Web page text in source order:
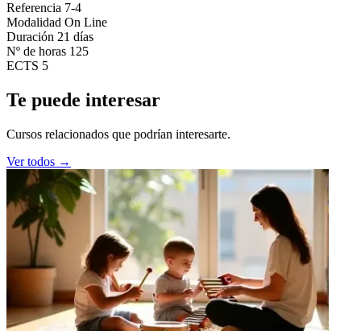
Referencia 7-4
Modalidad On Line
Duración 21 días
Nº de horas 125
ECTS 5
Te puede interesar
Cursos relacionados que podrían interesarte.
Ver todos →